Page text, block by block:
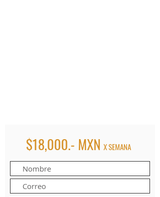
$18,000.- MXN X SEMANA